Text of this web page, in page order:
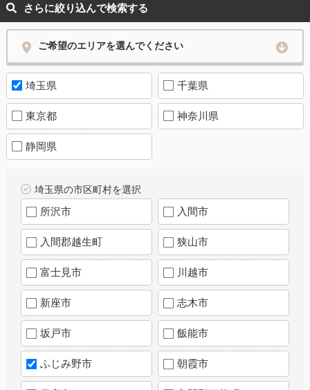
さらに絞り込んで検索する
ご希望のエリアを選んでください
埼玉県 千葉県
東京都 神奈川県
静岡県
埼玉県の市区町村を選択
所沢市 入間市
入間郡越生町 狭山市
富士見市 川越市
新座市 志木市
坂戸市 飯能市
ふじみ野市 朝霞市